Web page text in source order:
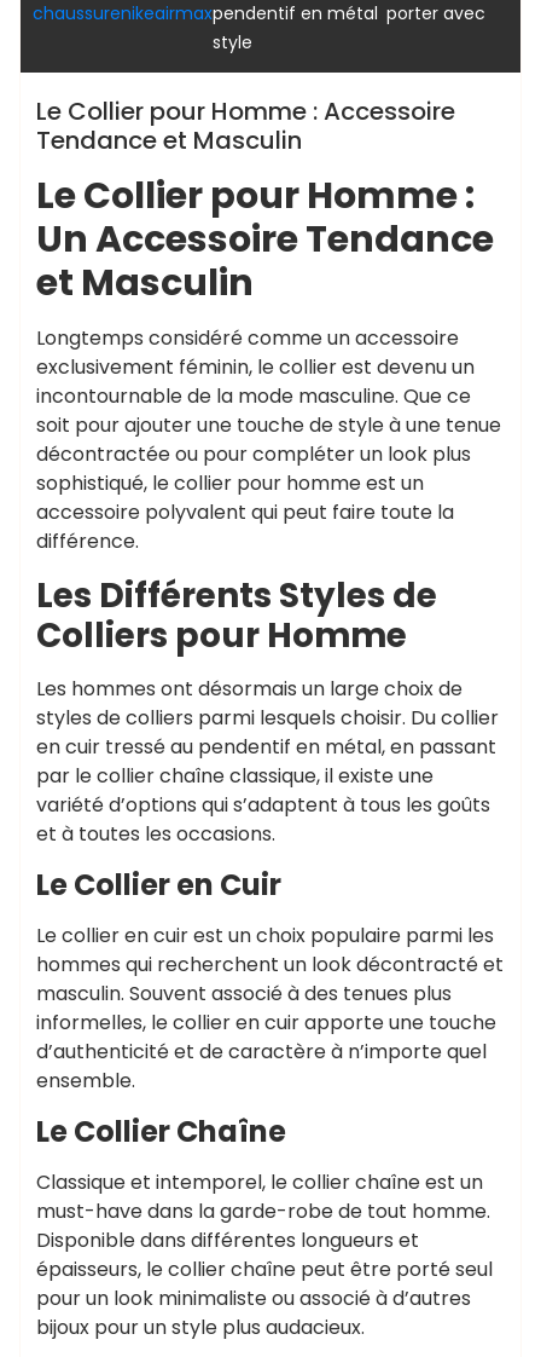
chaussurenikeairmaxpendentif en métal porter avec
style
Le Collier pour Homme : Accessoire
Tendance et Masculin
Le Collier pour Homme :
Un Accessoire Tendance
et Masculin
Longtemps considéré comme un accessoire
exclusivement féminin, le collier est devenu un
incontournable de la mode masculine. Que ce
soit pour ajouter une touche de style à une tenue
décontractée ou pour compléter un look plus
sophistiqué, le collier pour homme est un
accessoire polyvalent qui peut faire toute la
différence.
Les Différents Styles de
Colliers pour Homme
Les hommes ont désormais un large choix de
styles de colliers parmi lesquels choisir. Du collier
en cuir tressé au pendentif en métal, en passant
par le collier chaîne classique, il existe une
variété d’options qui s’adaptent à tous les goûts
et à toutes les occasions.
Le Collier en Cuir
Le collier en cuir est un choix populaire parmi les
hommes qui recherchent un look décontracté et
masculin. Souvent associé à des tenues plus
informelles, le collier en cuir apporte une touche
d’authenticité et de caractère à n’importe quel
ensemble.
Le Collier Chaîne
Classique et intemporel, le collier chaîne est un
must-have dans la garde-robe de tout homme.
Disponible dans différentes longueurs et
épaisseurs, le collier chaîne peut être porté seul
pour un look minimaliste ou associé à d’autres
bijoux pour un style plus audacieux.